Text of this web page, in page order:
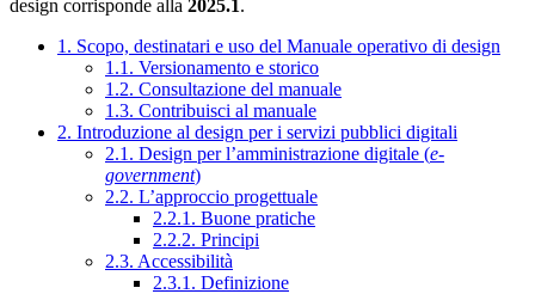
design corrisponde alla 2025.1.
1. Scopo, destinatari e uso del Manuale operativo di design
1.1. Versionamento e storico
1.2. Consultazione del manuale
1.3. Contribuisci al manuale
2. Introduzione al design per i servizi pubblici digitali
2.1. Design per l’amministrazione digitale (e-
government)
2.2. L’approccio progettuale
2.2.1. Buone pratiche
2.2.2. Principi
2.3. Accessibilità
2.3.1. Definizione